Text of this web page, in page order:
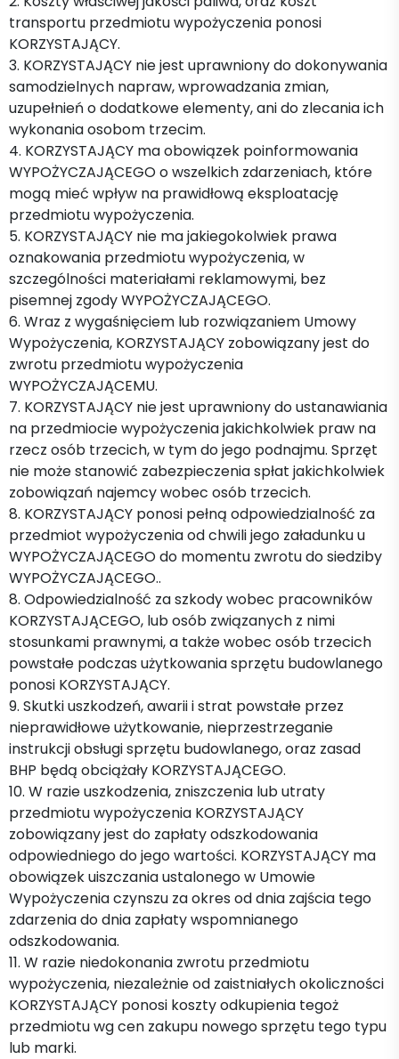
transportu przedmiotu wypożyczenia ponosi
KORZYSTAJĄCY.
3. KORZYSTAJĄCY nie jest uprawniony do dokonywania
samodzielnych napraw, wprowadzania zmian,
uzupełnień o dodatkowe elementy, ani do zlecania ich
wykonania osobom trzecim.
4. KORZYSTAJĄCY ma obowiązek poinformowania
WYPOŻYCZAJĄCEGO o wszelkich zdarzeniach, które
mogą mieć wpływ na prawidłową eksploatację
przedmiotu wypożyczenia.
5. KORZYSTAJĄCY nie ma jakiegokolwiek prawa
oznakowania przedmiotu wypożyczenia, w
szczególności materiałami reklamowymi, bez
pisemnej zgody WYPOŻYCZAJĄCEGO.
6. Wraz z wygaśnięciem lub rozwiązaniem Umowy
Wypożyczenia, KORZYSTAJĄCY zobowiązany jest do
zwrotu przedmiotu wypożyczenia
WYPOŻYCZAJĄCEMU.
7. KORZYSTAJĄCY nie jest uprawniony do ustanawiania
na przedmiocie wypożyczenia jakichkolwiek praw na
rzecz osób trzecich, w tym do jego podnajmu. Sprzęt
nie może stanowić zabezpieczenia spłat jakichkolwiek
zobowiązań najemcy wobec osób trzecich.
8. KORZYSTAJĄCY ponosi pełną odpowiedzialność za
przedmiot wypożyczenia od chwili jego załadunku u
WYPOŻYCZAJĄCEGO do momentu zwrotu do siedziby
WYPOŻYCZAJĄCEGO..
8. Odpowiedzialność za szkody wobec pracowników
KORZYSTAJĄCEGO, lub osób związanych z nimi
stosunkami prawnymi, a także wobec osób trzecich
powstałe podczas użytkowania sprzętu budowlanego
ponosi KORZYSTAJĄCY.
9. Skutki uszkodzeń, awarii i strat powstałe przez
nieprawidłowe użytkowanie, nieprzestrzeganie
instrukcji obsługi sprzętu budowlanego, oraz zasad
BHP będą obciążały KORZYSTAJĄCEGO.
10. W razie uszkodzenia, zniszczenia lub utraty
przedmiotu wypożyczenia KORZYSTAJĄCY
zobowiązany jest do zapłaty odszkodowania
odpowiedniego do jego wartości. KORZYSTAJĄCY ma
obowiązek uiszczania ustalonego w Umowie
Wypożyczenia czynszu za okres od dnia zajścia tego
zdarzenia do dnia zapłaty wspomnianego
odszkodowania.
11. W razie niedokonania zwrotu przedmiotu
wypożyczenia, niezależnie od zaistniałych okoliczności
KORZYSTAJĄCY ponosi koszty odkupienia tegoż
przedmiotu wg cen zakupu nowego sprzętu tego typu
lub marki.